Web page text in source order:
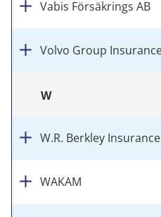
Vabis Försäkrings AB
Volvo Group
W
W.R. Berkley
WAKAM